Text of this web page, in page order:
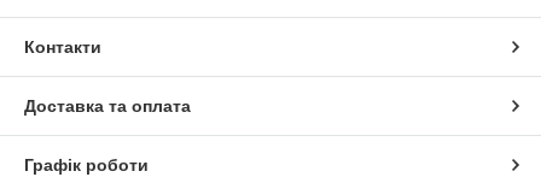
Контакти
Доставка та оплата
Графік роботи